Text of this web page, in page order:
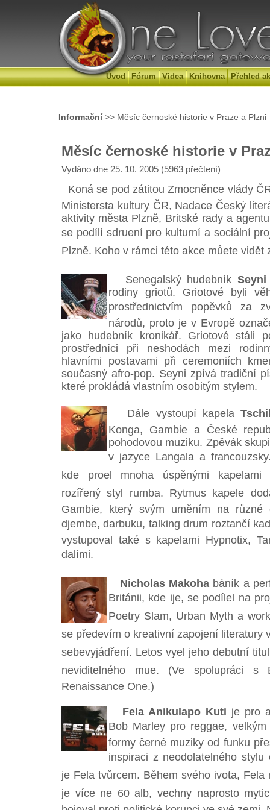
Úvod Fórum Videa Knihovna Přehled
Informační>> Měsíc černoské historie v Praze a Plzni
Měsíc černoské historie v
Vydáno dne 25. 10. 2005 (5963 přečtení)
Koná se pod zátitou Zmocněnce vlády
Ministersta kultury ČR, Nadace Český
aktivity města Plzně, Britské rady a
se podílí sdruení pro kulturní a sociální
Plzně. Koho v rámci této akce můete
Senegalský hudebník
rodiny griotů. Griotové byli
prostřednictvím popěvků za
národů, proto je v Evropě
jako hudebník kronikář. Griotové stáli
prostředníci při neshodách mezi
hlavními postavami při ceremoniích
současný afro-pop. Seyni zpívá tradiční
které prokládá vlastním osobitým stylem.
Dále vystoupí kapela
Konga, Gambie a České
pohodovou muziku. Zpěvák
v jazyce Langala a
kde proel mnoha úspěnými
rozířený styl rumba. Rytmus kapele
Gambie, který svým uměním na různé
djembe, darbuku, talking drum roztančí
vystupoval také s kapelami Hypnotix,
dalími.
Nicholas Makoha báník a
Británii, kde ije, se podílel na
Poetry Slam, Urban Myth a
se předevím o kreativní zapojení literatury
sebevyjádření. Letos vyel jeho debutní
neviditelného mue. (Ve spolupráci
Renaissance One.)
Fela Anikulapo Kuti je pro
Bob Marley pro reggae, velkým
formy černé muziky od funku
inspiraci z neodolatelného stylu
je Fela tvůrcem. Během svého ivota,
je více ne 60 alb, vechny naprosto